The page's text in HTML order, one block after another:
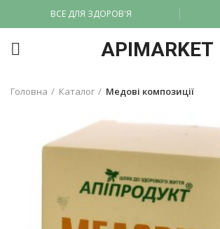
ВСЕ ДЛЯ ЗДОРОВ'Я
APIMARKET
Головна Каталог Медові композиції